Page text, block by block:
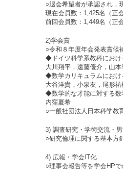
○退会希望者が承認され，
現在会員数：1,425名（正
前回会員数：1,449名（正
2)学会賞
○令和８年度年会発表賞候
◆ドイツ科学系教科にお
大川翔平，遠藤優介，山本
◆数学カリキュラムにお
大谷洋貴，小泉友，尾形
◆数学的な才能に対する数
内窪夏希
○一般社団法人日本科学教
3) 調査研究・学術交流・
○研究倫理に関する基本方
4) 広報・学会IT化
○理事会報告等を学会HP